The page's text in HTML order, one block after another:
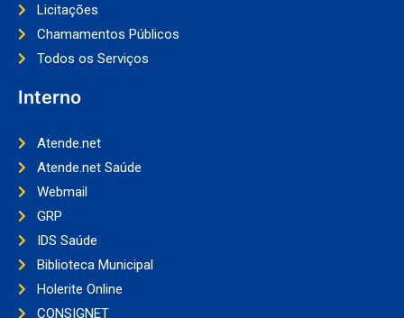
Licitações
Chamamentos Públicos
Todos os Serviços
Interno
Atende.net
Atende.net Saúde
Webmail
GRP
IDS Saúde
Biblioteca Municipal
Holerite Online
CONSIGNET